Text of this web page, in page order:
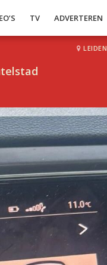
TV ADVERTEREN
LEIDEN